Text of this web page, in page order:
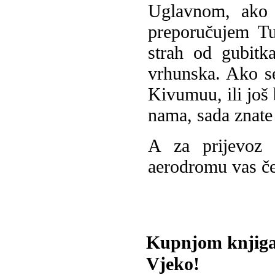
Uglavnom,
preporučujem
strah od
vrhunska. Ako
Kivumuu, ili još
nama, sada
A za prijevoz
aerodromu vas
Kupnjom
Vjeko!